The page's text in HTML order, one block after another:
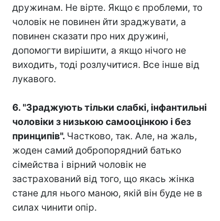
дружинам. Не вірте. Якщо є проблеми, то
чоловік не повинен йти зраджувати, а
повинен сказати про них дружині,
допомогти вирішити, а якщо нічого не
виходить, тоді розлучитися. Все інше від
лукавого.⠀
6. "Зраджують тільки слабкі, інфантильні
чоловіки з низькою самооцінкою і без
принципів". Частково, так. Але, на жаль,
жоден самий добропорядний батько
сімейства і вірний чоловік не
застрахований від того, що якась жінка
стане для нього маною, якій він буде не в
силах чинити опір.⠀